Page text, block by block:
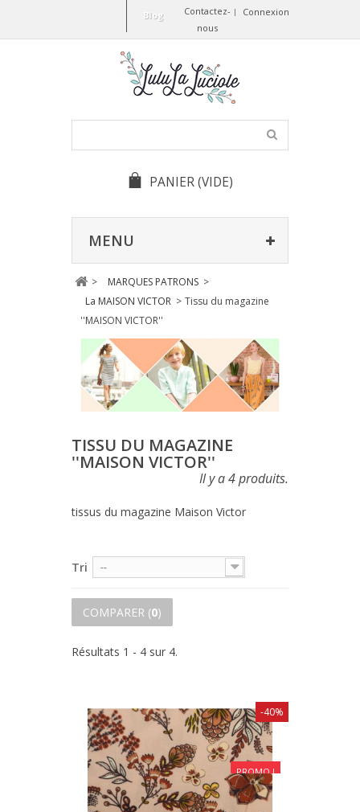
Connexion
Contactez-
nous
Blog
PANIER(VIDE)
MENU
> MARQUES PATRONS >
La MAISON VICTOR > Tissu du magazine
''MAISON VICTOR''
TISSU DU MAGAZINE
''MAISON VICTOR''
Il y a 4 produits.
tissus du magazine Maison Victor
Tri --
COMPARER (0)
Résultats 1 - 4 sur 4.
PROMO !
-40%